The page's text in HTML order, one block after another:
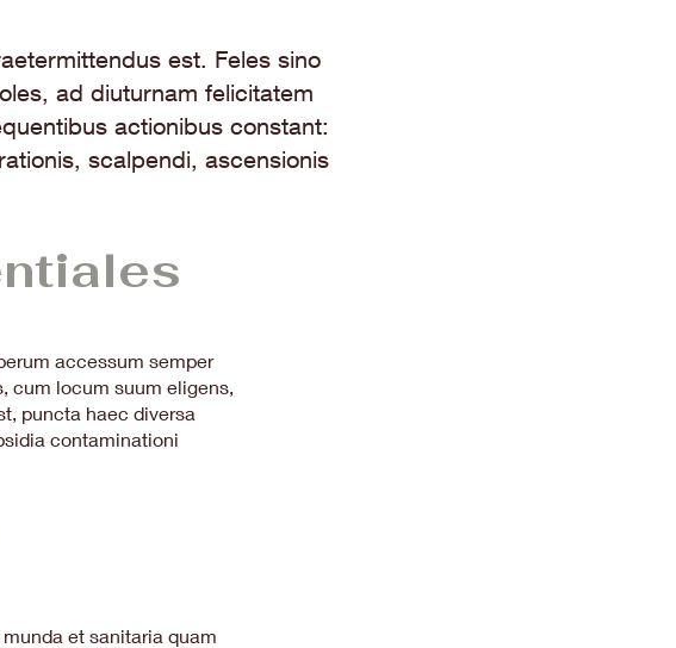
est. Feles sino
ad diuturnam felicitatem
actionibus constant:
scalpendi, ascensionis
accessum semper
cum locum suum eligens,
puncta haec diversa
contaminationi
et sanitaria quam